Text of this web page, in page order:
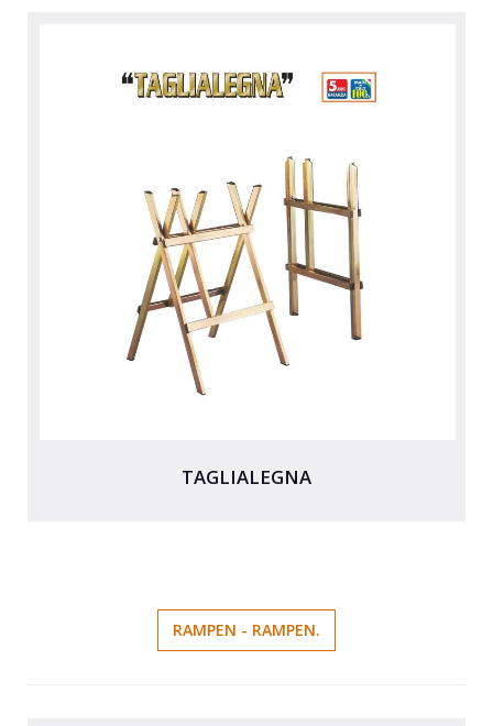
TAGLIALEGNA
RAMPEN - RAMPEN.